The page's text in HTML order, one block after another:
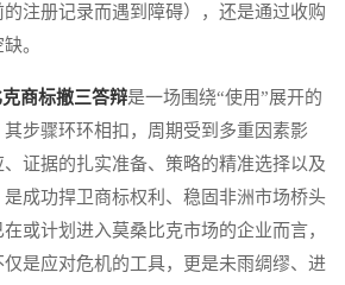
注册记录而遇到障碍），还是通过收购
。
商标撤三答辩是一场围绕“使用”展开的
步骤环环相扣，周期受到多重因素影
证据的扎实准备、策略的精准选择以及
成功捍卫商标权利、稳固非洲市场桥头
或计划进入莫桑比克市场的企业而言，
是应对危机的工具，更是未雨绸缪、进